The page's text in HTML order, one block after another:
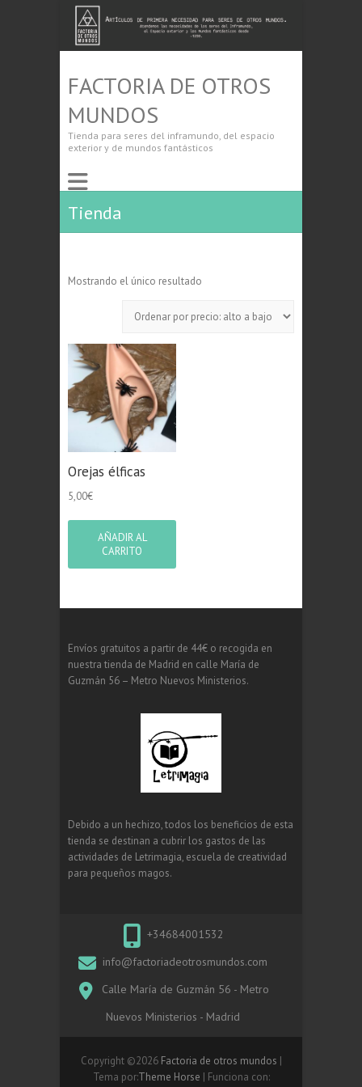
FACTORIA DE OTROS
MUNDOS
Tienda para seres del inframundo, del espacio
exterior y de mundos fantásticos
Tienda
Mostrando el único resultado
Orejas élficas
5,00€
AÑADIR AL
CARRITO
Envíos gratuitos a partir de 44€ o recogida en
nuestra tienda de Madrid en calle María de
Guzmán 56 – Metro Nuevos Ministerios.
Debido a un hechizo, todos los beneficios de esta
tienda se destinan a cubrir los gastos de las
actividades de Letrimagia, escuela de creatividad
para pequeños magos.
+34684001532
info@factoriadeotrosmundos.com
Calle María de Guzmán 56 - Metro
Nuevos Ministerios - Madrid
Copyright ©2026 Factoria de otros mundos |
Tema por:Theme Horse | Funciona con: